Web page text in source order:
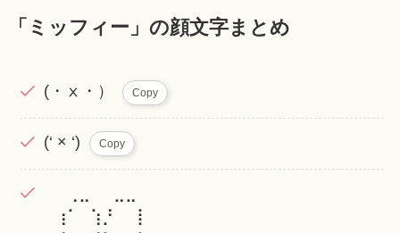
「ミッフィー」の顔文字まとめ
(・ⅹ・） Copy
(‘ × ‘) Copy
⠀⢰⠁⠀⢱⡘⠀⠀⡇⠀